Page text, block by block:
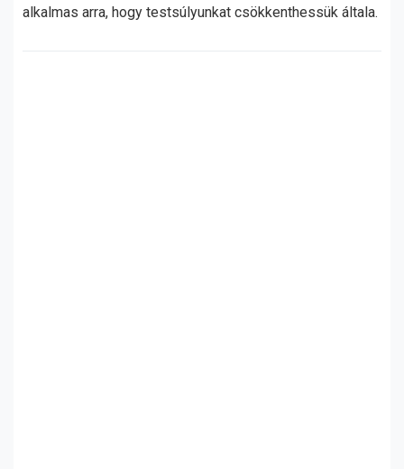
alkalmas arra, hogy testsúlyunkat csökkenthessük általa.